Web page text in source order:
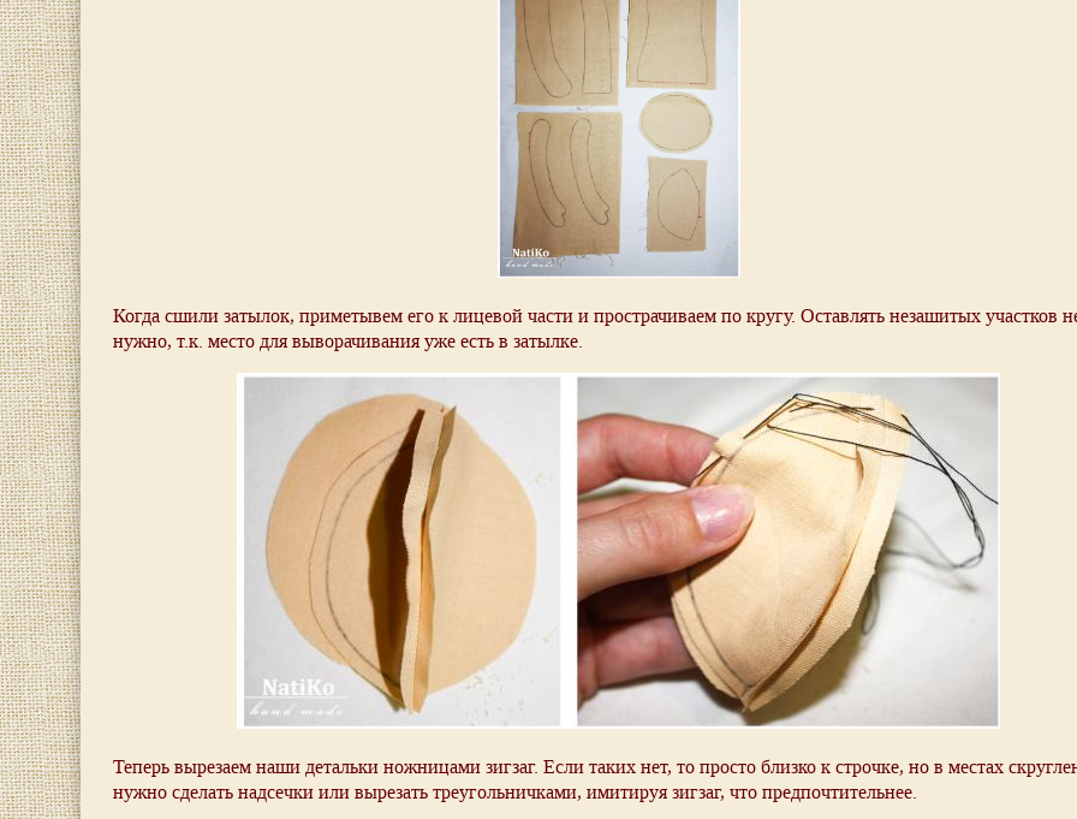
Когда сшили затылок, приметывем его к лицевой части и прострачиваем по кругу. Оставлять незашитых участков
нужно, т.к. место для выворачивания уже есть в затылке.
Теперь вырезаем наши детальки ножницами зигзаг. Если таких нет, то просто близко к строчке, но в местах
нужно сделать надсечки или вырезать треугольничками, имитируя зигзаг, что предпочтительнее.